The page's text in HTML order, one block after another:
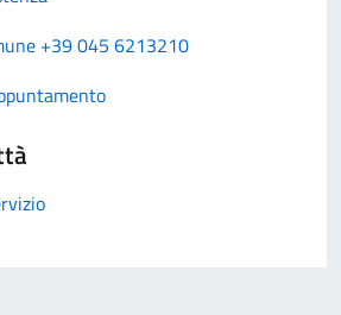
+39 045 6213210